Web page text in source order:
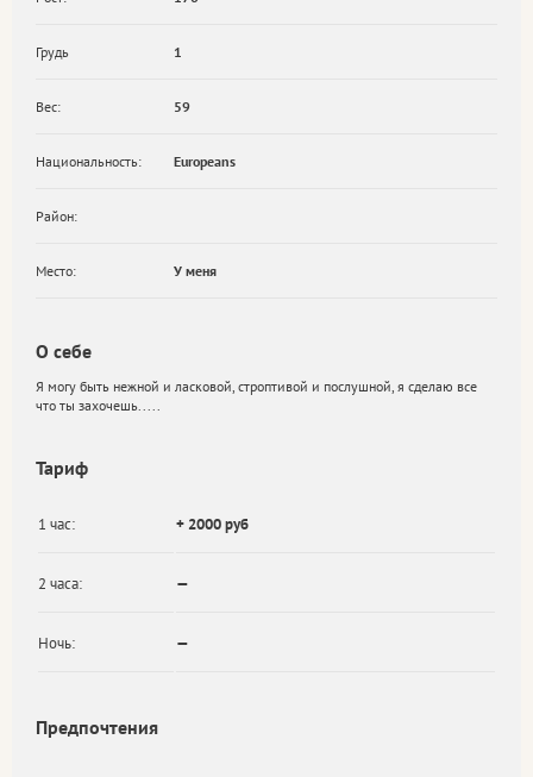
Грудь 1
Вес: 59
Национальность: Europeans
Район:
Место: У меня
О себе
Я могу быть нежной и ласковой, строптивой и послушной, я сделаю все
что ты захочешь.....
Тариф
1 час: + 2000 руб
2 часа: —
Ночь: —
Предпочтения